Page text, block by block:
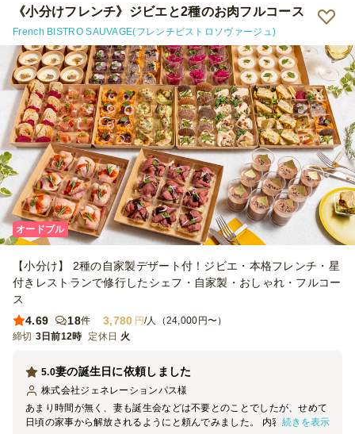
《小分けフレンチ》ジビエと2種のお肉フルコース
French BISTRO SAUVAGE(フレンチビストロソヴァージュ)
オードブル
【小分け】 2種の自家製デザート付！ジビエ・本格フレンチ・星
付きレストランで修行したシェフ・自家製・おしゃれ・フルコー
ス
4.69
18件 3,780 円/人（24,000円〜）
締切 3日前12時 定休日 火
妻の誕生日に依頼しました
5.0
株式会社ジェネレーションパス様
あまり時間が無く、妻も誕生会などは不要とのことでしたが、せめて
日頃の家事から解放されるようにと頼んでみました。 内容は小分け
続きを表示